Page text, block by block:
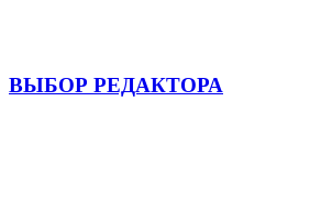
ВЫБОР РЕДАКТОРА